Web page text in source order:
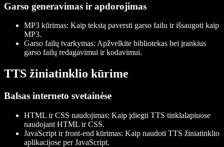
Garso generavimas ir apdorojimas
MP3 kūrimas: Kaip tekstą paversti garso failu ir išsaugoti kaip
MP3.
Garso failų tvarkymas: Apžvelkite bibliotekas bei įrankius
garso failų redagavimui ir kodavimui.
TTS žiniatinklio kūrime
Balsas interneto svetainėse
HTML ir CSS naudojimas: Kaip įdiegti TTS tinklalapiuose
naudojant HTML ir CSS.
JavaScript ir front-end kūrimas: Kaip naudoti TTS žiniatinklio
aplikacijose per JavaScript.